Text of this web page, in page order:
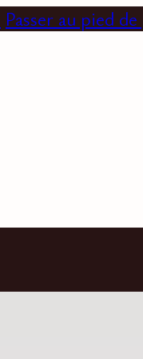
Passer au pied de